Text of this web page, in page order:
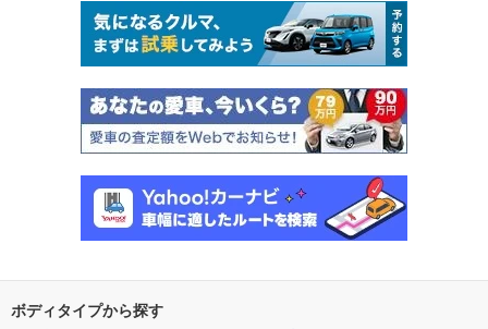
ボディタイプから探す